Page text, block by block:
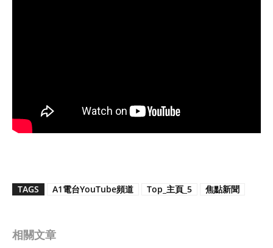
TAGS A1電台YouTube頻道 Top_主頁_5 焦點新聞
相關文章